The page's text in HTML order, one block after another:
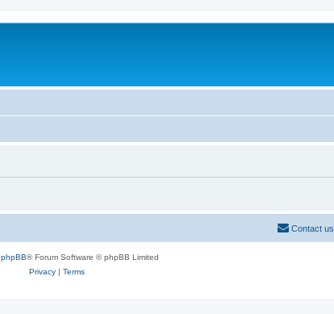
Contact us
phpBB® Forum Software © phpBB Limited
Privacy| Terms